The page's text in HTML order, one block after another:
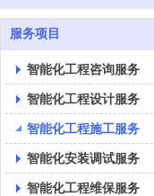
服务项目
智能化工程咨询服务
智能化工程设计服务
智能化工程施工服务
智能化安装调试服务
智能化工程维保服务